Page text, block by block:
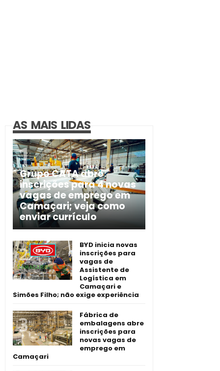
AS MAIS LIDAS
Grupo CATA abre
inscrições para 4 novas
vagas de emprego em
Camaçari; veja como
enviar currículo
BYD inicia novas
inscrições para
vagas de
Assistente de
Logística em
Camaçari e
Simões Filho; não exige experiência
Fábrica de
embalagens abre
inscrições para
novas vagas de
emprego em
Camaçari